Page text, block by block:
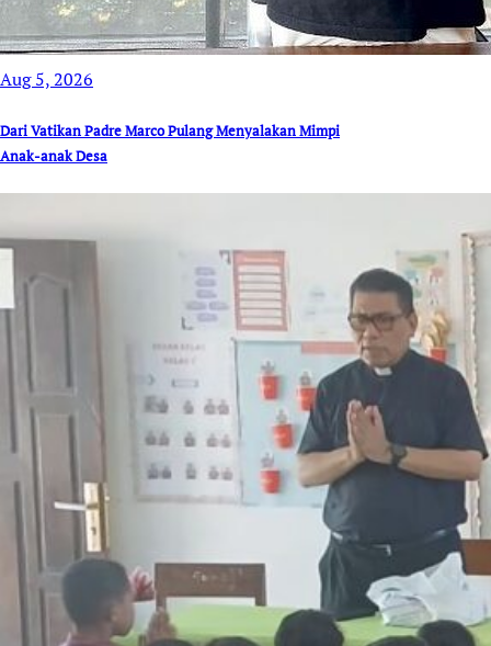
Aug 5, 2026
Dari Vatikan Padre Marco Pulang Menyalakan Mimpi
Anak-anak Desa